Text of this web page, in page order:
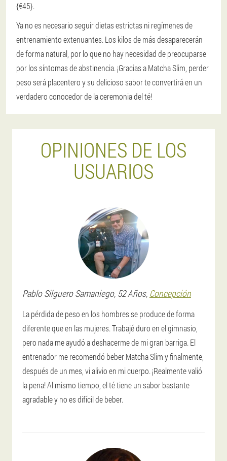
{€45}.
Ya no es necesario seguir dietas estrictas ni regímenes de
entrenamiento extenuantes. Los kilos de más desaparecerán
de forma natural, por lo que no hay necesidad de preocuparse
por los síntomas de abstinencia. ¡Gracias a Matcha Slim, perder
peso será placentero y su delicioso sabor te convertirá en un
verdadero conocedor de la ceremonia del té!
OPINIONES DE LOS
USUARIOS
Pablo Silguero Samaniego, 52 Años, Concepción
La pérdida de peso en los hombres se produce de forma
diferente que en las mujeres. Trabajé duro en el gimnasio,
pero nada me ayudó a deshacerme de mi gran barriga. El
entrenador me recomendó beber Matcha Slim y finalmente,
después de un mes, vi alivio en mi cuerpo. ¡Realmente valió
la pena! Al mismo tiempo, el té tiene un sabor bastante
agradable y no es difícil de beber.